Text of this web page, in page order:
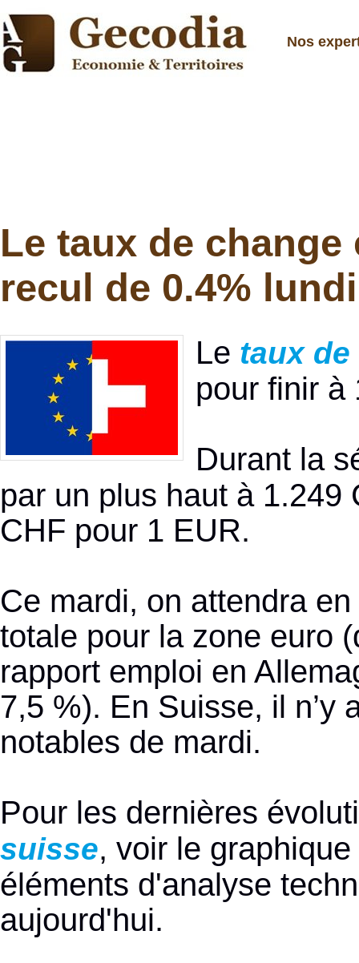
Nos
Le taux de change
recul de 0.4%
Le taux
pour finir à
Durant la
par un plus haut à 1.249
CHF pour 1 EUR.
Ce mardi, on attendra
totale pour la zone euro
rapport emploi en
7,5 %). En Suisse, il n’y
notables de mardi.
Pour les dernières
suisse, voir le
éléments d'analyse
aujourd'hui.